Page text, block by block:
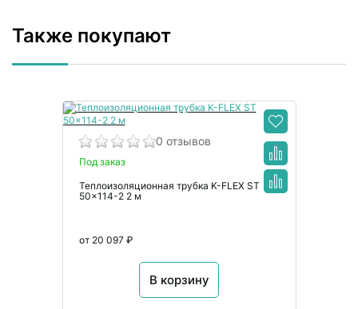
Также покупают
0 отзывов
Под заказ
Теплоизоляционная трубка K-FLEX ST
50x114-2 2 м
от 20 097 ₽
В корзину